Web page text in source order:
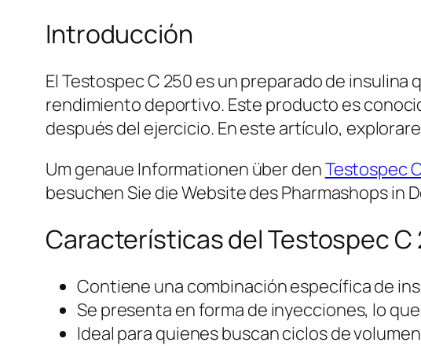
Introducción
El Testospec C 250 es un preparado de
rendimiento deportivo. Este producto es
después del ejercicio. En este artículo,
Um genaue Informationen über denTestospec
besuchen Sie die Website des Pharmashops in
Características del Testospec C
Contiene una combinación específica de
Se presenta en forma de inyecciones, lo
Ideal para quienes buscan ciclos de